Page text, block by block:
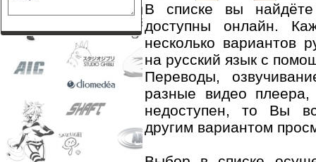
В списке вы
доступны онлайн.
несколько вариантов
на русский язык с
Переводы,
разные видео
недоступен, то Вы
другим вариантом